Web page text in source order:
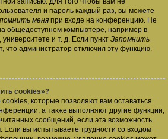
и пароль каждый раз, вы можете
меня при входе на конференцию. Не
общедоступном компьютере, например в
и т. д. Если пункт Запомнить
что администратор отключил эту функцию.
cookies»?
которые позволяют вам оставаться
а также выполняют другие функции,
сообщений, если эта возможность
Если вы испытываете трудности со входом